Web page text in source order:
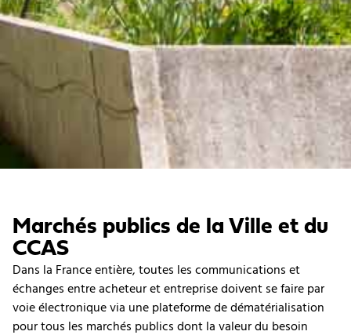
Marchés publics de la Ville et du
CCAS
Dans la France entière, toutes les communications et
échanges entre acheteur et entreprise doivent se faire par
voie électronique via une plateforme de dématérialisation
pour tous les marchés publics dont la valeur du besoin